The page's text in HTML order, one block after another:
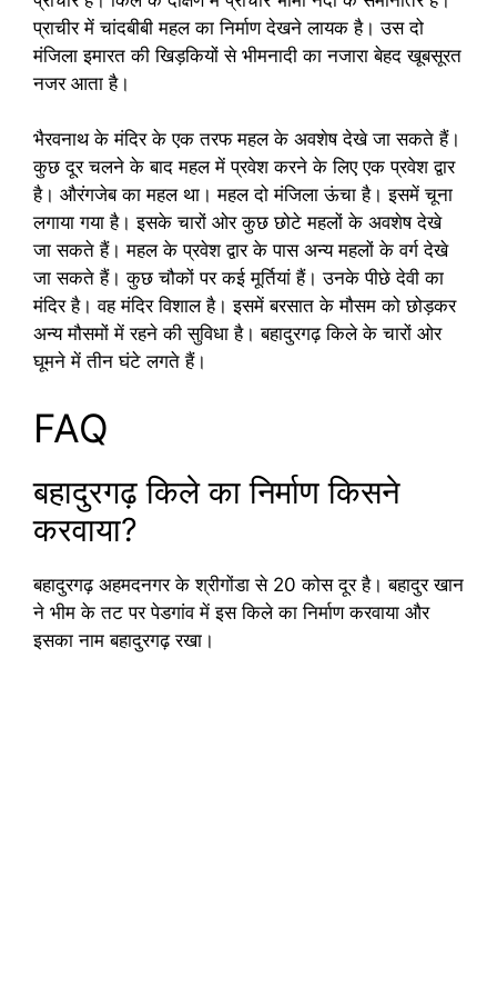
प्राचीर में चांदबीबी महल का निर्माण देखने लायक है। उस दो
मंजिला इमारत की खिड़कियों से भीमनादी का नजारा बेहद खूबसूरत
नजर आता है।
भैरवनाथ के मंदिर के एक तरफ महल के अवशेष देखे जा सकते हैं।
कुछ दूर चलने के बाद महल में प्रवेश करने के लिए एक प्रवेश द्वार
है। औरंगजेब का महल था। महल दो मंजिला ऊंचा है। इसमें चूना
लगाया गया है। इसके चारों ओर कुछ छोटे महलों के अवशेष देखे
जा सकते हैं। महल के प्रवेश द्वार के पास अन्य महलों के वर्ग देखे
जा सकते हैं। कुछ चौकों पर कई मूर्तियां हैं। उनके पीछे देवी का
मंदिर है। वह मंदिर विशाल है। इसमें बरसात के मौसम को छोड़कर
अन्य मौसमों में रहने की सुविधा है। बहादुरगढ़ किले के चारों ओर
घूमने में तीन घंटे लगते हैं।
FAQ
बहादुरगढ़ किले का निर्माण किसने
करवाया?
बहादुरगढ़ अहमदनगर के श्रीगोंडा से 20 कोस दूर है। बहादुर खान
ने भीम के तट पर पेडगांव में इस किले का निर्माण करवाया और
इसका नाम बहादुरगढ़ रखा।